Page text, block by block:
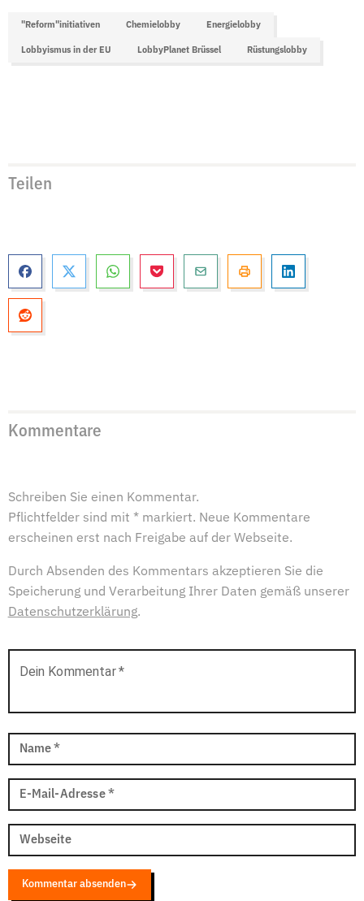
"Reform"initiativen Chemielobby Energielobby
Lobbyismus in der EU LobbyPlanet Brüssel Rüstungslobby
Teilen
Kommentare
Schreiben Sie einen Kommentar.
Pflichtfelder sind mit * markiert. Neue Kommentare
erscheinen erst nach Freigabe auf der Webseite.
Durch Absenden des Kommentars akzeptieren Sie die
Speicherung und Verarbeitung Ihrer Daten gemäß unserer
Datenschutzerklärung.
Dein Kommentar*
Name *
E-Mail-Adresse *
Webseite
Kommentar absenden